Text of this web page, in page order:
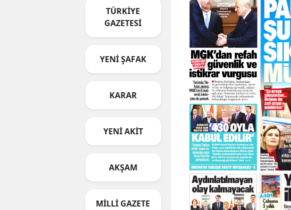
TÜRKİYE
GAZETESİ
YENİ ŞAFAK
KARAR
YENİ AKİT
AKŞAM
MİLLİ GAZETE